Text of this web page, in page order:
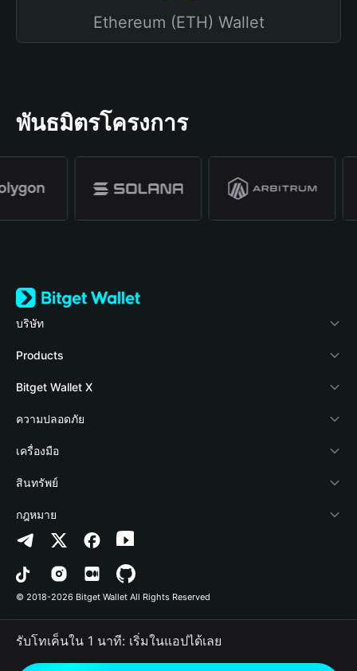
Ethereum (ETH) Wallet
พันธมิตรโครงการ
บริษัท
เกี่ยวกับ Bitget Wallet
Blog
Academy
ข่าวสารด้านคริปโต
ศูนย์ช่วยเหลือ
ติดต่อเรา
ทรัพยากรข้อมูลของแบรนด์
อาชีพ
Products
Crypto Card
Stablecoin Earn
Payfi Crypto
Crypto Swap API
Altcoin Season Index
Prediction Markets
DApp
RWA
Bitget Wallet X
นักพัฒนา
เชื่อมต่อ Wallet
Bitget Wallet Pay
ลิสต์โปรเจกต์
ความปลอดภัย
Protection Fund
เทคโนโลยีความปลอดภัย
เครื่องมือ
ซื้อคริปโต
การตรวจจับการอนุญาต
การตรวจจับสัญญา
การโอนเป็นชุด
สินทรัพย์
Arbitrum
Avalanche
Bitcoin
Polygon
กฎหมาย
นโยบายความเป็นส่วนตัว
ข้อตกลงในการใช้บริการ
© 2018-2026 Bitget Wallet All Rights Reserved
รับโทเค็นใน 1 นาที: เริ่มในแอปได้เลย